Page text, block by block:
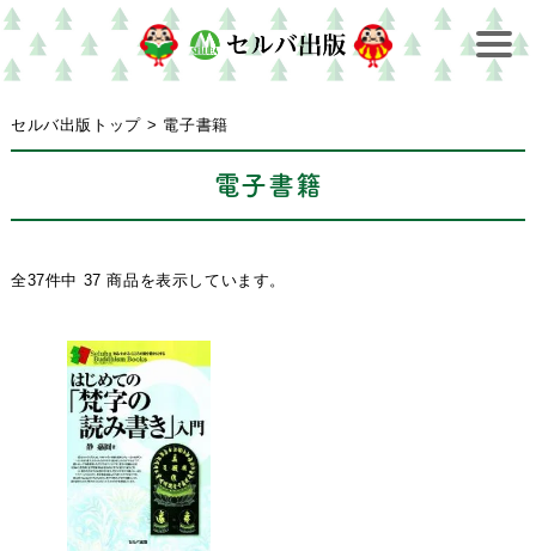
セルバ出版トップ > 電子書籍
電子書籍
全37件中 37 商品を表示しています。